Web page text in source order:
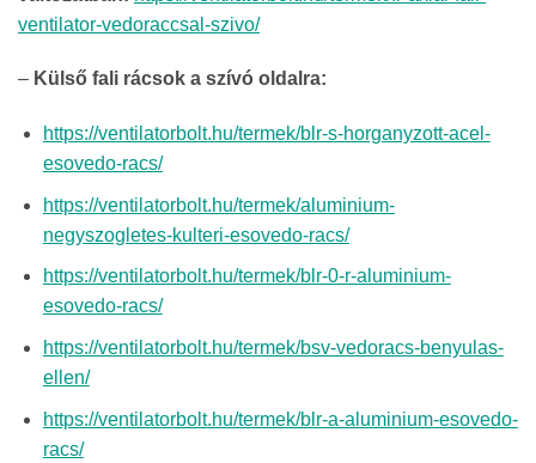
ventilator-vedoraccsal-szivo/
– Külső fali rácsok a szívó oldalra:
https://ventilatorbolt.hu/termek/blr-s-horganyzott-acel-
esovedo-racs/
https://ventilatorbolt.hu/termek/aluminium-
negyszogletes-kulteri-esovedo-racs/
https://ventilatorbolt.hu/termek/blr-0-r-aluminium-
esovedo-racs/
https://ventilatorbolt.hu/termek/bsv-vedoracs-benyulas-
ellen/
https://ventilatorbolt.hu/termek/blr-a-aluminium-esovedo-
racs/